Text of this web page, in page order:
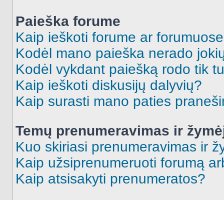
Paieška forume
Kaip ieškoti forume ar
Kodėl mano paieška nerado
Kodėl vykdant paiešką rodo tik
Kaip ieškoti diskusijų dalyvių?
Kaip surasti mano paties
Temų prenumeravimas ir
Kuo skiriasi prenumeravimas ir
Kaip užsiprenumeruoti forumą
Kaip atsisakyti prenumeratos?